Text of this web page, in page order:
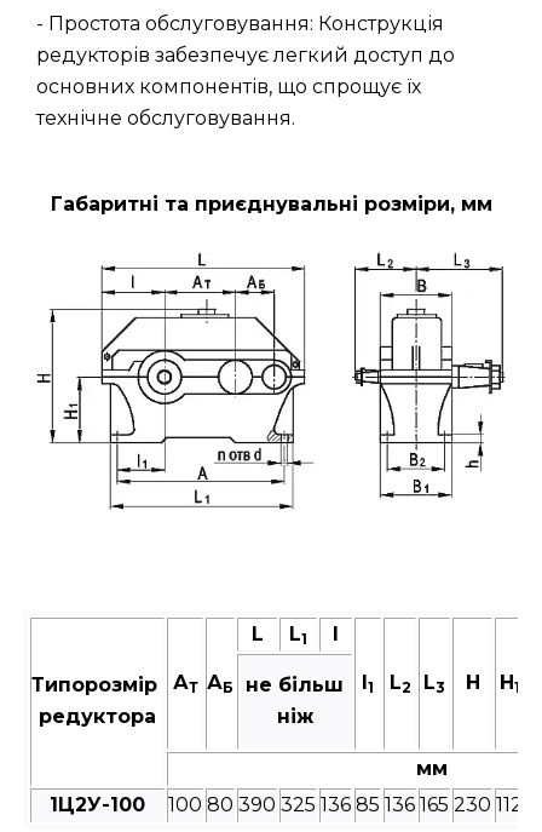
- Простота обслуговування: Конструкція
редукторів забезпечує легкий доступ до
основних компонентів, що спрощує їх
технічне обслуговування.
Габаритні та приєднувальні розміри, мм
Типорозмір
редуктора
АТ АБ
L L1 I
I1 L2 L3 Н H1
не більш
ніж
мм
1Ц2У-100
100 80 390 325 136 85 136 165 230 112